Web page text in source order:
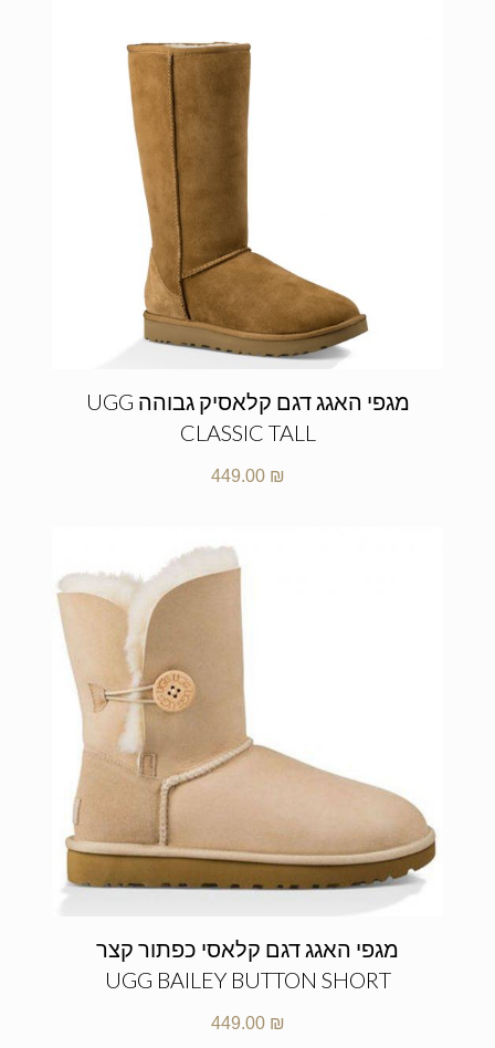
מגפי האגג דגם קלאסיק גבוהה UGG
CLASSIC TALL
449.00 ₪
מגפי האגג דגם קלאסי כפתור קצר
UGG BAILEY BUTTON SHORT
449.00 ₪